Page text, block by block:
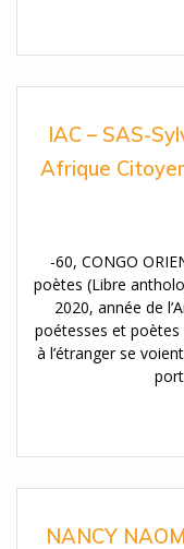
IAC – SAS-
Afrique
-60, CONGO
poètes (Libre
2020, année de
poétesses et
à l’étranger se
NANCY